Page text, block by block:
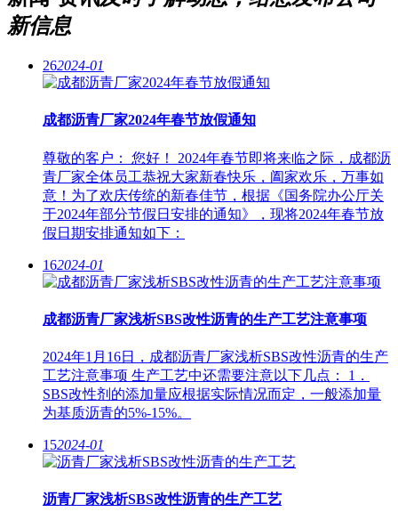
新信息
262024-01
成都沥青厂家2024年春节放假通知
尊敬的客户： 您好！ 2024年春节即将来临之际，成都沥
青厂家全体员工恭祝大家新春快乐，阖家欢乐，万事如
意！为了欢庆传统的新春佳节，根据《国务院办公厅关
于2024年部分节假日安排的通知》，现将2024年春节放
假日期安排通知如下：
162024-01
成都沥青厂家浅析SBS改性沥青的生产工艺注意事项
2024年1月16日，成都沥青厂家浅析SBS改性沥青的生产
工艺注意事项 生产工艺中还需要注意以下几点： 1．
SBS改性剂的添加量应根据实际情况而定，一般添加量
为基质沥青的5%-15%。
152024-01
沥青厂家浅析SBS改性沥青的生产工艺